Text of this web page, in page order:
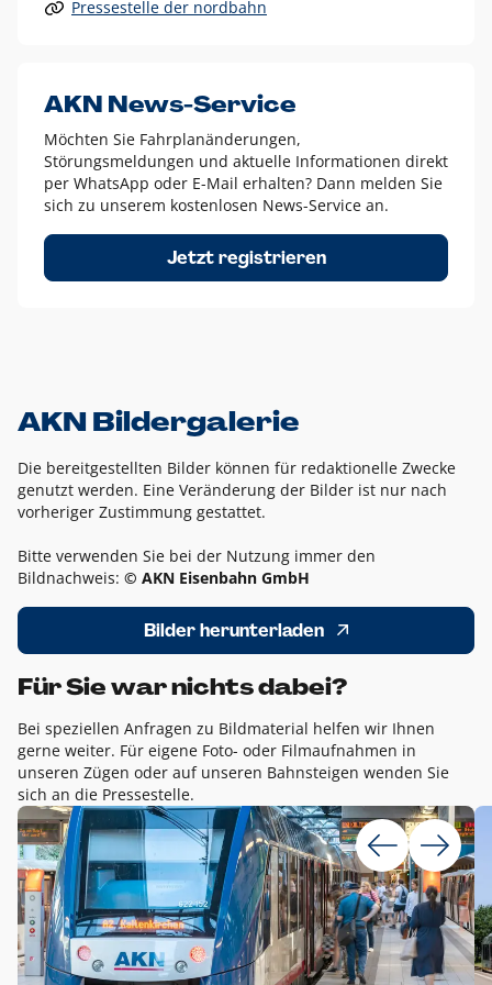
Alle anderen Logo-Varianten dürfen nur in Ausnahmefällen
Diese Ausnahmen sind zum Beispiel:
dem AKN Blau,
weißes Logo auf Fotohintergründen,
schwarzes Logo für reine Schwarz-Weiß-Umsetzungen
Um das Logo herum muss ein Schutzraum von jeweils einer
Höhe bzw. Breite des N aus AKN in alle Richtungen
Pressestelle der nordbahn
AKN News-Service
Möchten Sie Fahrplanänderungen,
Störungsmeldungen und aktuelle Informationen direkt
per WhatsApp oder E-Mail erhalten? Dann melden Sie
sich zu unserem kostenlosen News-Service an.
Jetzt registrieren
AKN Bildergalerie
Die bereitgestellten Bilder können für redaktionelle Zwecke
genutzt werden. Eine Veränderung der Bilder ist nur nach
vorheriger Zustimmung gestattet.
Bitte verwenden Sie bei der Nutzung immer den
Bildnachweis: © AKN Eisenbahn GmbH
Bilder herunterladen
Für Sie war nichts dabei?
Bei speziellen Anfragen zu Bildmaterial helfen wir Ihnen
gerne weiter. Für eigene Foto- oder Filmaufnahmen in
unseren Zügen oder auf unseren Bahnsteigen wenden Sie
sich an die Pressestelle.